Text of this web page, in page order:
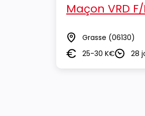
Maçon VRD
Lieu Grasse (06130)
Salaire25-30 K€Durée
28